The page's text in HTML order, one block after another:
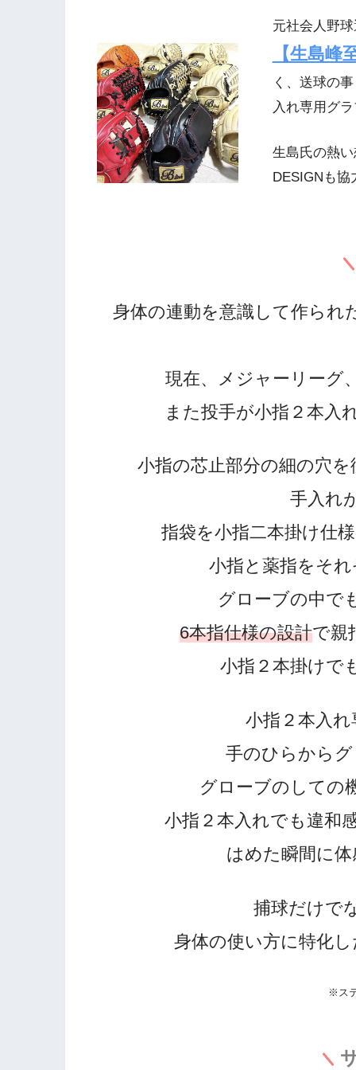
元社会人野
【生島峰
く、送球の
入れ専用グ
生島氏の熱
DESIGNも
身体の連動を意識して作られ
現在、メジャーリーグ
また投手が小指２本入
小指の芯止部分の細の穴を
手入れ
指袋を小指二本掛け仕
小指と薬指をそ
グローブの中で
6本指仕様の設計で親
小指２本掛けで
小指２本入
手のひらから
グローブのしての
小指２本入れでも違和
はめた瞬間に
捕球だけで
身体の使い方に特化
※ ス